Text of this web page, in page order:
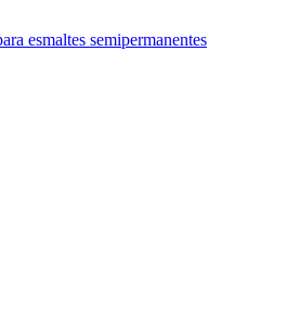
esmaltes semipermanentes